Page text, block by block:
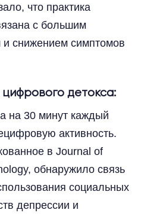
что практика
с большим
снижением симптомов
детокса:
на 30 минут каждый
активность.
в Journal of
обнаружило связь
социальных
депрессии и